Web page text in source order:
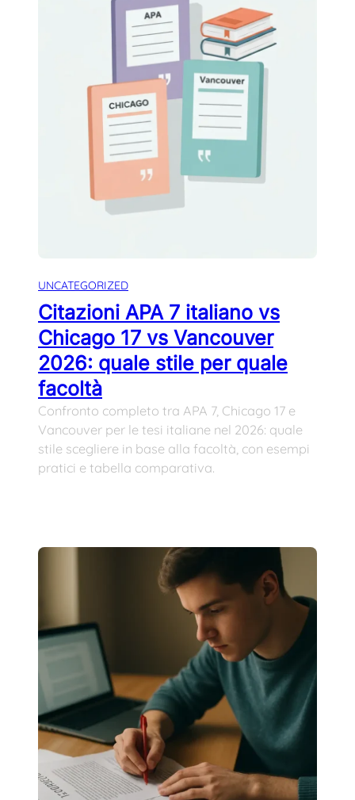
UNCATEGORIZED
Citazioni APA 7 italiano vs
Chicago 17 vs Vancouver
2026: quale stile per quale
facoltà
Confronto completo tra APA 7, Chicago 17 e
Vancouver per le tesi italiane nel 2026: quale
stile scegliere in base alla facoltà, con esempi
pratici e tabella comparativa.